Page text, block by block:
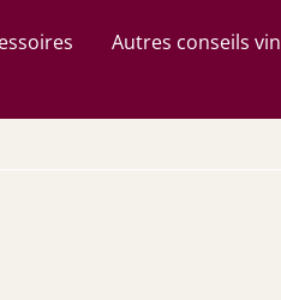
Autres conseils vin